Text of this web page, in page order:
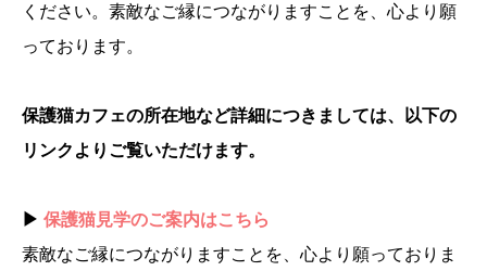
ください。素敵なご縁につながりますことを、心より願
っております。
保護猫カフェの所在地など詳細につきましては、以下の
リンクよりご覧いただけます。
▶ 保護猫見学のご案内はこちら
素敵なご縁につながりますことを、心より願っておりま